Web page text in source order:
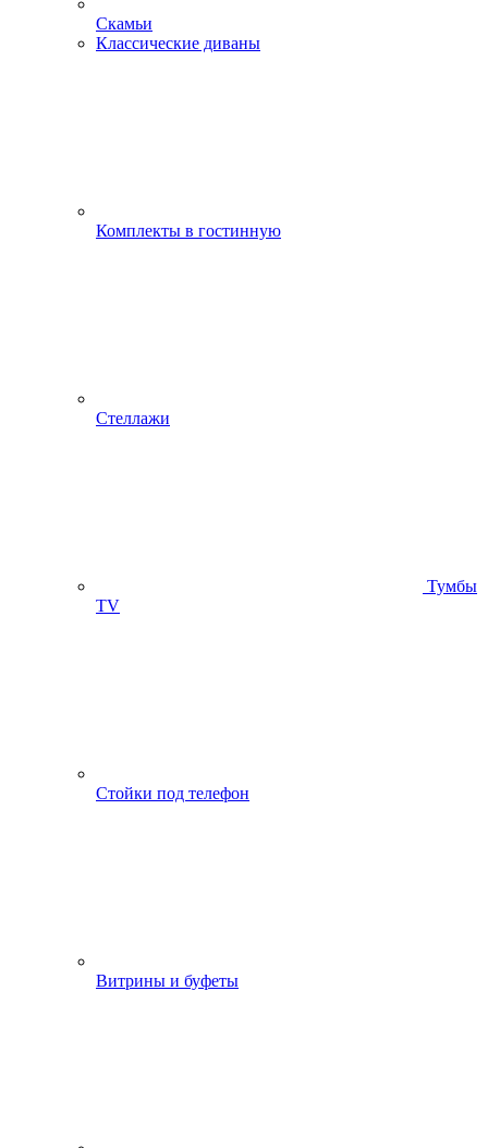
Скамьи
Классические диваны
Комплекты в гостинную
Стеллажи
Тумбы
ТV
Стойки под телефон
Витрины и буфеты